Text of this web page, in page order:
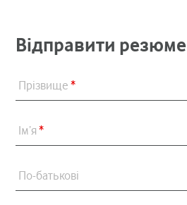
Відправити резюме
Прізвище *
Ім’я *
По-батькові